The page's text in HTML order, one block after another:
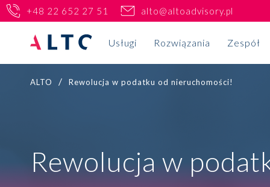
+48 22 652 27 51 alto@altoadvisory.pl
Usługi Rozwiązania Zespół
Nieruchomości
Kontrole i spory podatkowe
Rozwiązania
ALTO / Rewolucja w podatku od nieruchomości!
Rewolucja w